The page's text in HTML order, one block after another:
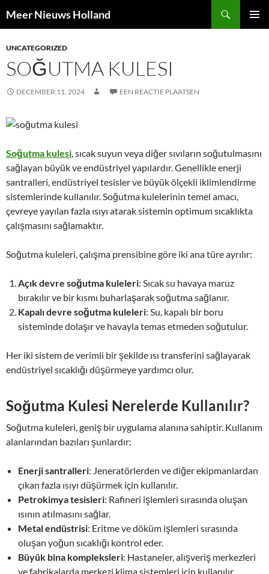
naar
inhoud
Meer Nieuws Holland
UNCATEGORIZED
SOĞUTMA KULESI
DECEMBER 11, 2024 EEN REACTIE PLAATSEN
Soğutma kulesi, sıcak suyun veya diğer sıvıların soğutulmasını
sağlayan büyük ve endüstriyel yapılardır. Genellikle enerji
santralleri, endüstriyel tesisler ve büyük ölçekli iklimlendirme
sistemlerinde kullanılır. Soğutma kulelerinin temel amacı,
çevreye yayılan fazla ısıyı atarak sistemin optimum sıcaklıkta
çalışmasını sağlamaktır.
Soğutma kuleleri, çalışma prensibine göre iki ana türe ayrılır:
Açık devre soğutma kuleleri: Sıcak su havaya maruz
bırakılır ve bir kısmı buharlaşarak soğutma sağlanır.
Kapalı devre soğutma kuleleri: Su, kapalı bir boru
sisteminde dolaşır ve havayla temas etmeden soğutulur.
Her iki sistem de verimli bir şekilde ısı transferini sağlayarak
endüstriyel sıcaklığı düşürmeye yardımcı olur.
Soğutma Kulesi Nerelerde Kullanılır?
Soğutma kuleleri, geniş bir uygulama alanına sahiptir. Kullanım
alanlarından bazıları şunlardır:
Enerji santralleri: Jeneratörlerden ve diğer ekipmanlardan
çıkan fazla ısıyı düşürmek için kullanılır.
Petrokimya tesisleri: Rafineri işlemleri sırasında oluşan
ısının atılmasını sağlar.
Metal endüstrisi: Eritme ve döküm işlemleri sırasında
oluşan yoğun sıcaklığı kontrol eder.
Büyük bina kompleksleri: Hastaneler, alışveriş merkezleri
ve fabrikalarda merkezi klima sistemleri için kullanılır.